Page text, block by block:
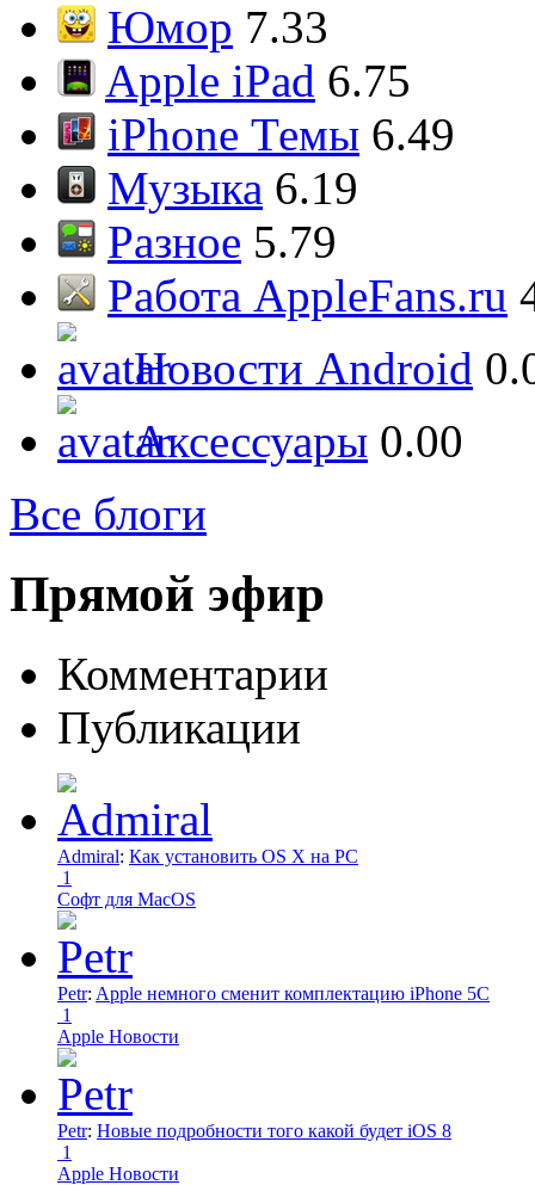
Юмор 7.33
Apple iPad 6.75
iPhone Темы 6.49
Музыка 6.19
Разное 5.79
Работа AppleFans.ru
Новости Android
Аксессуары 0.00
Все блоги
Прямой эфир
Комментарии
Публикации
Admiral: Как установить OS X на PC
1
Софт для MacOS
Petr: Apple немного сменит комплектацию iPhone 5C
1
Apple Новости
Petr: Новые подробности того какой будет iOS 8
1
Apple Новости